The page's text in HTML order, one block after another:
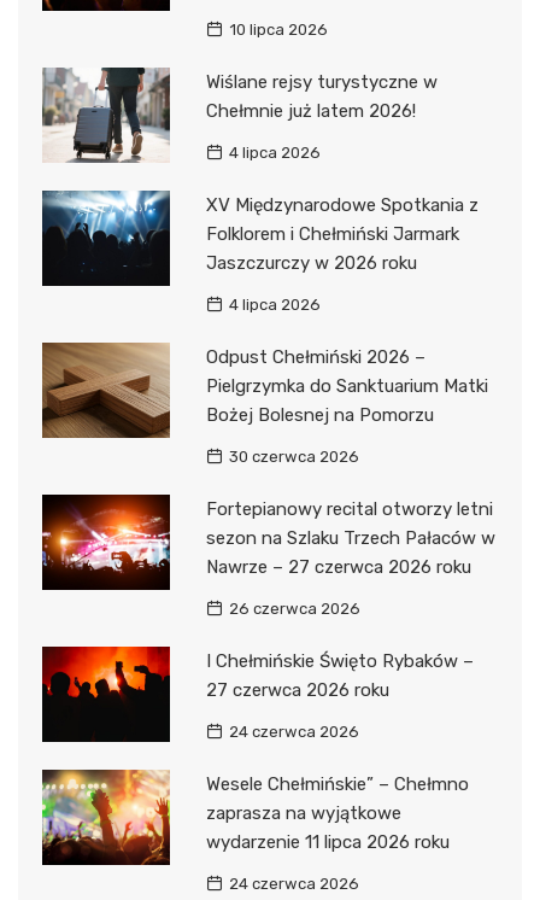
10 lipca 2026
Wiślane rejsy turystyczne w
Chełmnie już latem 2026!
4 lipca 2026
XV Międzynarodowe Spotkania z
Folklorem i Chełmiński Jarmark
Jaszczurczy w 2026 roku
4 lipca 2026
Odpust Chełmiński 2026 –
Pielgrzymka do Sanktuarium Matki
Bożej Bolesnej na Pomorzu
30 czerwca 2026
Fortepianowy recital otworzy letni
sezon na Szlaku Trzech Pałaców w
Nawrze – 27 czerwca 2026 roku
26 czerwca 2026
I Chełmińskie Święto Rybaków –
27 czerwca 2026 roku
24 czerwca 2026
Wesele Chełmińskie” – Chełmno
zaprasza na wyjątkowe
wydarzenie 11 lipca 2026 roku
24 czerwca 2026